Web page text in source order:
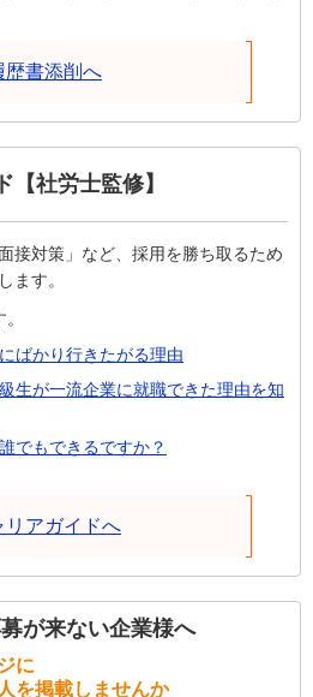
歴書添削へ
【社労士監修】
接対策」など、採用を勝ち取るため
ます。
ばかり行きたがる理由
生が一流企業に就職できた理由を知
でもできるですか？
リアガイドへ
が来ない企業様へ
に
を掲載しませんか